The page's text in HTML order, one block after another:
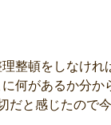
整頓をしなけれ
何があるか分か
だと感じたので